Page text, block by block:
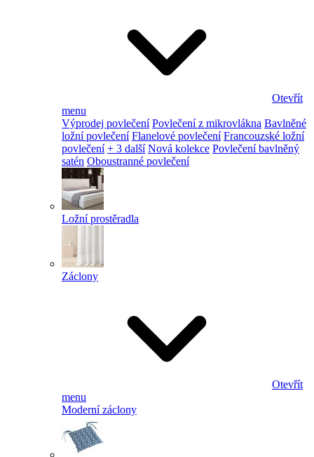
Otevřít
menu
Výprodej povlečení Povlečení z mikrovlákna Bavlněné
ložní povlečení Flanelové povlečení Francouzské ložní
povlečení + 3 další Nová kolekce Povlečení bavlněný
satén Oboustranné povlečení
Ložní prostěradla
Záclony
Otevřít
menu
Moderní záclony